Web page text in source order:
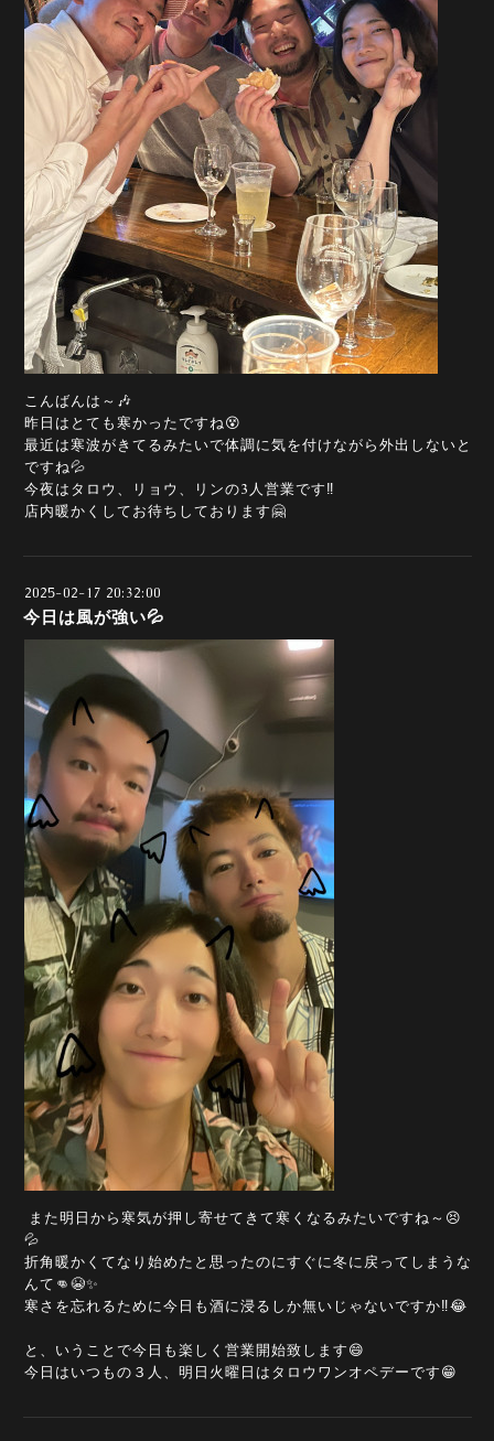
こんばんは～🎶
昨日はとても寒かったですね😵
最近は寒波がきてるみたいで体調に気を付けながら外出しないと
ですね💦
今夜はタロウ、リョウ、リンの3人営業です‼️
店内暖かくしてお待ちしております🤗
2025-02-17 20:32:00
今日は風が強い💦
また明日から寒気が押し寄せてきて寒くなるみたいですね～😣
💦
折角暖かくてなり始めたと思ったのにすぐに冬に戻ってしまうな
んて👊😭✨
寒さを忘れるために今日も酒に浸るしか無いじゃないですか‼️😂
と、いうことで今日も楽しく営業開始致します😄
今日はいつもの３人、明日火曜日はタロウワンオペデーです😁